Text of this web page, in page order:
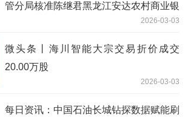
管分局核准陈继君黑龙江安达农村商业银
2026-03-03
微头条丨海川智能大宗交易折价成交
20.00万股
2026-03-03
每日资讯：中国石油长城钻探数据赋能刷